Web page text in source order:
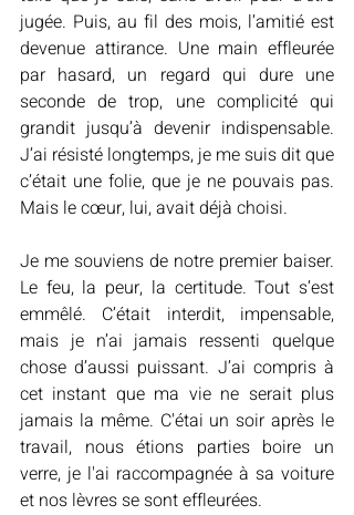
jugée. Puis, au fil des mois, l’amitié est
devenue attirance. Une main effleurée
par hasard, un regard qui dure une
seconde de trop, une complicité qui
grandit jusqu’à devenir indispensable.
J’ai résisté longtemps, je me suis dit que
c’était une folie, que je ne pouvais pas.
Mais le cœur, lui, avait déjà choisi.
Je me souviens de notre premier baiser.
Le feu, la peur, la certitude. Tout s’est
emmêlé. C’était interdit, impensable,
mais je n’ai jamais ressenti quelque
chose d’aussi puissant. J’ai compris à
cet instant que ma vie ne serait plus
jamais la même. C'étai un soir après le
travail, nous étions parties boire un
verre, je l'ai raccompagnée à sa voiture
et nos lèvres se sont effleurées.